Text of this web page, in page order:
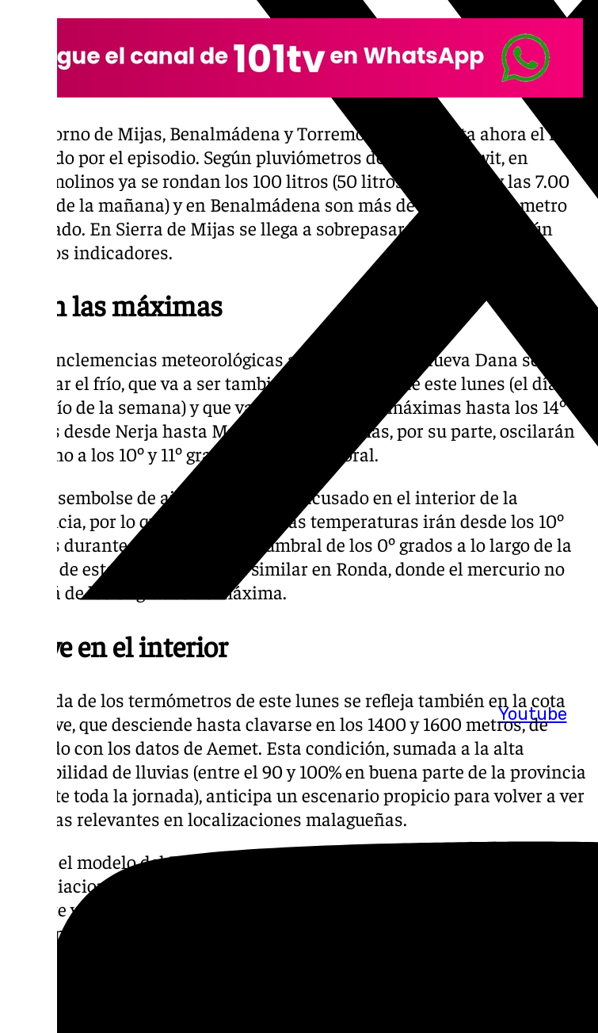
Youtube
El entorno de Mijas, Benalmádena y Torremolinos es hasta ahora el más
afectado por el episodio. Según pluviómetros de la red Eccowit, en
Torremolinos ya se rondan los 100 litros (50 litros entre las 6 y las 7.00
horas de la mañana) y en Benalmádena son más de 70 litros por metro
cuadrado. En Sierra de Mijas se llega a sobrepasar los 85 litros según
algunos indicadores.
Caen las máximas
A las inclemencias meteorológicas asociadas a esta nueva Dana se le va
a sumar el frío, que va a ser también protagonista de este lunes (el día
más frío de la semana) y que va a desplomar las máximas hasta los 14º
grados desde Nerja hasta Manilva. Las mínimas, por su parte, oscilarán
en torno a los 10º y 11º grados en todo el litoral.
Ese desembolse de aire frío será más acusado en el interior de la
provincia, por lo que en Antequera las temperaturas irán desde los 10º
grados durante el día y rozará el umbral de los 0º grados a lo largo de la
noche de este lunes. Situación similar en Ronda, donde el mercurio no
pasará de los 8º grados de máxima.
Nieve en el interior
La caída de los termómetros de este lunes se refleja también en la cota
de nieve, que desciende hasta clavarse en los 1400 y 1600 metros, de
acuerdo con los datos de Aemet. Esta condición, sumada a la alta
probabilidad de lluvias (entre el 90 y 100% en buena parte de la provincia
durante toda la jornada), anticipa un escenario propicio para volver a ver
nevadas relevantes en localizaciones malagueñas.
Según el modelo del ECMFW, los municipios situados en las
inmediaciones de Serranía de Ronda, Sierra de las Nieves o en zonas del
noreste y Alta Axarquía, podrán registrar nevadas durante la jornada,
principalmente durante la mañana.